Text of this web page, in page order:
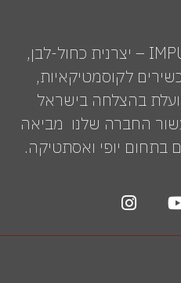
IMPULS MEDICAL GROUP – יצרנית כחול-לבן,
לקוסמטיקאיות,
בהצלחה בישראל
החברה שלנו מביאה
בתחום יופי ואסתטיקה.